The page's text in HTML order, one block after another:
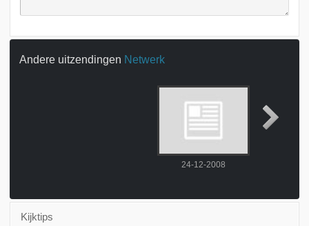
Andere uitzendingen Netwerk
24-12-2008
Kijktips